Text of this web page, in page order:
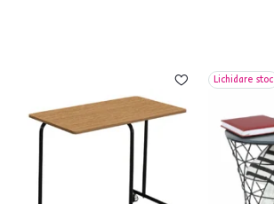
Lichidare stoc